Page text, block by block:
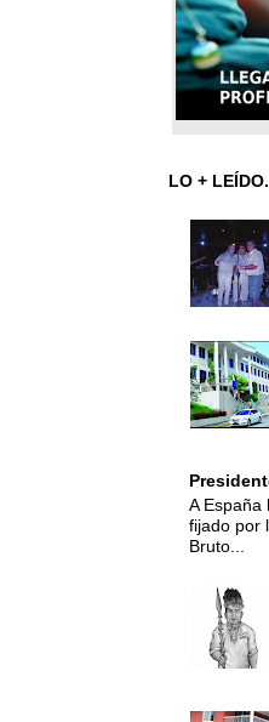
LO +
A
fijado por
Bruto...